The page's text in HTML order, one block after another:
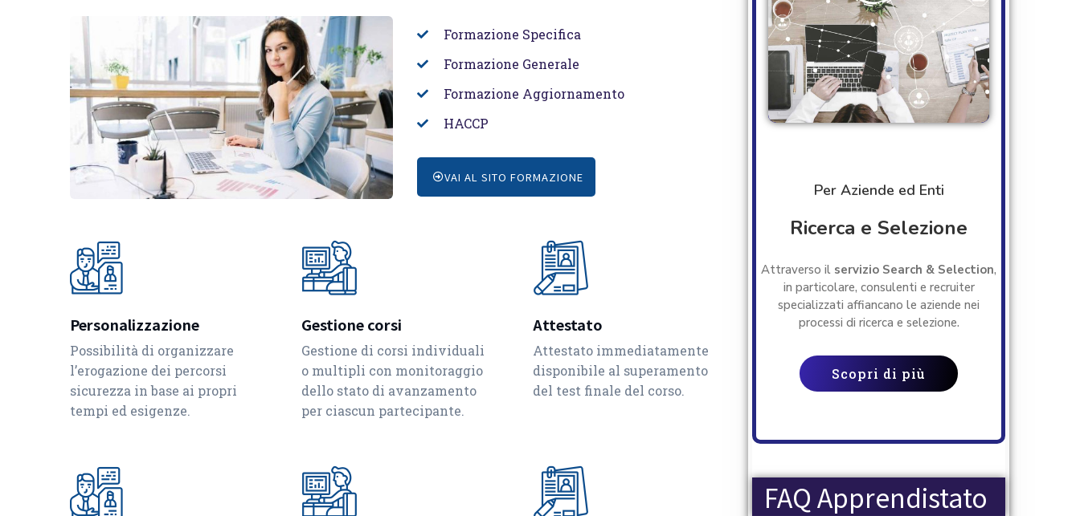
Formazione Specifica
Formazione Generale
Formazione Aggiornamento
HACCP
VAI AL SITO FORMAZIONE
Personalizzazione
Possibilità di organizzare
l’erogazione dei percorsi
sicurezza in base ai propri
tempi ed esigenze.
Gestione corsi
Gestione di corsi individuali
o multipli con monitoraggio
dello stato di avanzamento
per ciascun partecipante.
Attestato
Attestato immediatamente
disponibile al superamento
del test finale del corso.
Attraverso ilservizio Search & Selection
in particolare, consulenti e recruiter
specializzati affiancano le aziende nei
Scopri di più
FAQ Apprendistato